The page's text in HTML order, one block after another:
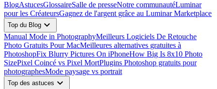
BlogAstucesGlossaireSalle de presseNotre communautéLuminar
pour les CréateursGagnez de l'argent grâce au Luminar Marketplace
Top du Blog expand_more
Manual Mode in PhotographyMeilleurs Logiciels De Retouche
Photo Gratuits Pour MacMeilleures alternatives gratuites à
PhotoshopFix Blurry Pictures On iPhoneHow Big Is 8x10 Photo
SizePixel Coincé vs Pixel MortPlugins Photoshop gratuits pour
photographesMode paysage vs portrait
Top des astuces expand_more